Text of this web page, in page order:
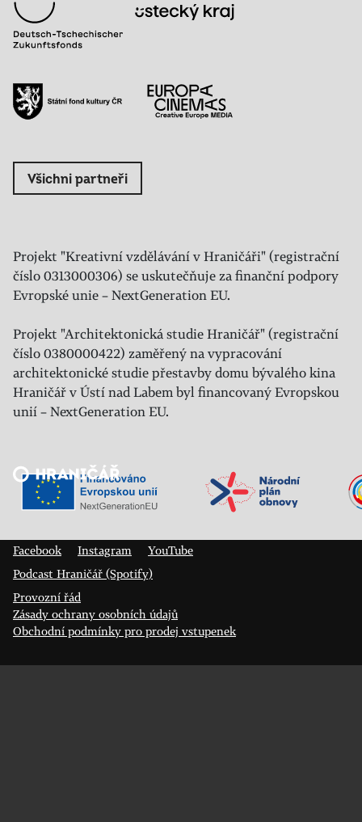
Všichni partneři
Projekt "Kreativní vzdělávání v Hraničáři" (registrační
číslo 0313000306) se uskutečňuje za finanční podpory
Evropské unie – NextGeneration EU.
Projekt "Architektonická studie Hraničář" (registrační
číslo 0380000422) zaměřený na vypracování
architektonické studie přestavby domu bývalého kina
Hraničář v Ústí nad Labem byl financovaný Evropskou
unií – NextGeneration EU.
Veřejný sál Hraničář, spolek
Facebook
Instagram
YouTube
Podcast Hraničář (Spotify)
Provozní řád
Zásady ochrany osobních údajů
Obchodní podmínky pro prodej vstupenek